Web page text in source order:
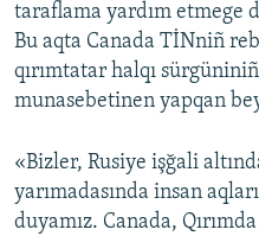
RFE/RS bütün saytları
taraflama yardım etmege
Bu aqta Canada TİNniñ
qırımtatar halqı
munasebetinen yapqan
«Bizler, Rusiye işğali
yarımadasında insan
duyamız. Canada,